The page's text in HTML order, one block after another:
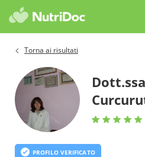
Torna ai risultati
PROFILO VERIFICATO